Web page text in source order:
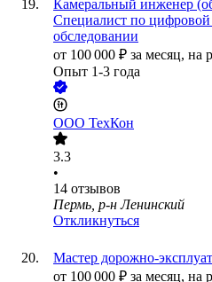
Камеральный инженер
Специалист по
обследовании
от 100 000 ₽ за месяц, на
Опыт 1-3 года
ООО ТехКон
3.3
•
14 отзывов
Пермь, р-н Ленинский
Откликнуться
Мастер дорожно-
от 100 000 ₽ за месяц, на